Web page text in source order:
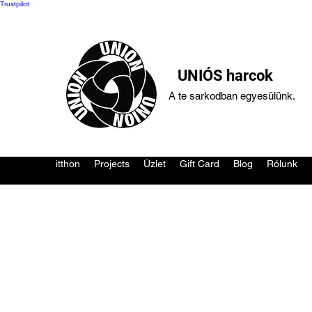
Trustpilot
UNIÓS harcok
A te sarkodban egyesülünk.
itthon Projects Üzlet Gift Card Blog Rólunk